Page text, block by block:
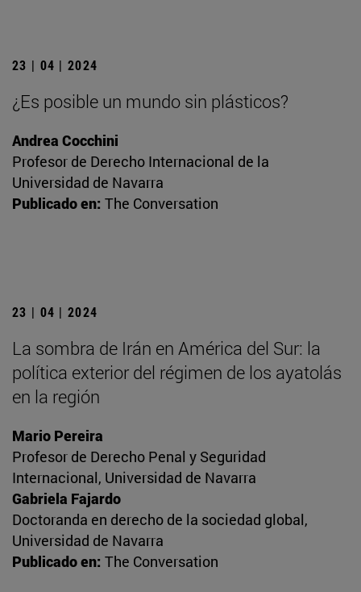
23 | 04 | 2024
¿Es posible un mundo sin plásticos?
Andrea Cocchini
Profesor de Derecho Internacional de la
Universidad de Navarra
Publicado en: The Conversation
23 | 04 | 2024
La sombra de Irán en América del Sur: la
política exterior del régimen de los ayatolás
en la región
Mario Pereira
Profesor de Derecho Penal y Seguridad
Internacional, Universidad de Navarra
Gabriela Fajardo
Doctoranda en derecho de la sociedad global,
Universidad de Navarra
Publicado en: The Conversation